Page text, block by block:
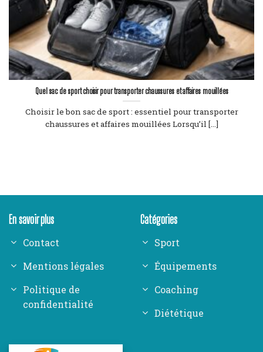
Quel sac de sport choisir pour transporter chaussures et affaires mouillées
Choisir le bon sac de sport : essentiel pour transporter
chaussures et affaires mouillées Lorsqu’il [...]
En savoir plus
Contact
Mentions légales
Politique de
confidentialité
Catégories
Sport
Équipements
Coaching
Diététique